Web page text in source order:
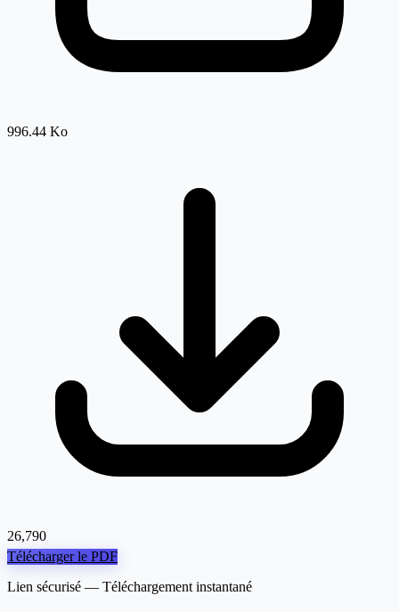
996.44 Ko
26,790
Télécharger le PDF
Lien sécurisé — Téléchargement instantané